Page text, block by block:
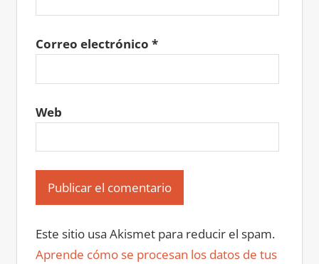
Correo electrónico *
Web
Este sitio usa Akismet para reducir el spam.
Aprende cómo se procesan los datos de tus